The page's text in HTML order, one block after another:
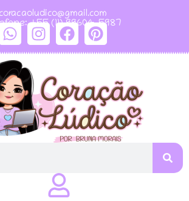
coracaoludico@gmail.com
+55 (11) 99604-5987